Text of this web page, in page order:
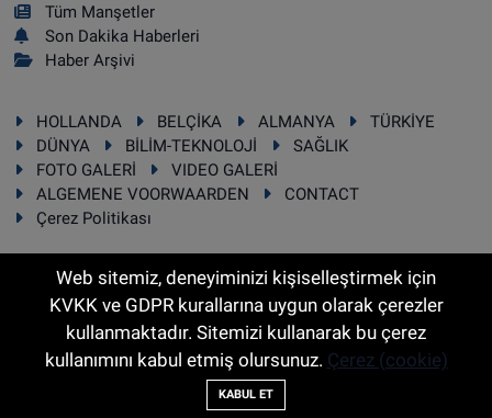
Tüm Manşetler
Son Dakika Haberleri
Haber Arşivi
HOLLANDA BELÇİKA ALMANYA
TÜRKİYE
DÜNYA
BİLİM-TEKNOLOJİ
SAĞLIK
FOTO GALERİ
VIDEO GALERİ
ALGEMENE VOORWAARDEN
CONTACT
Çerez Politikası
RSS Copyright © 2025 Sonhaber.eu Her hakkı saklıdır.
Haber Yazılımı:TE Bilişim
Web sitemiz, deneyiminizi kişiselleştirmek için
KVKK ve GDPR kurallarına uygun olarak çerezler
kullanmaktadır. Sitemizi kullanarak bu çerez
kullanımını kabul etmiş olursunuz. Çerez (cookie)
KABUL ET